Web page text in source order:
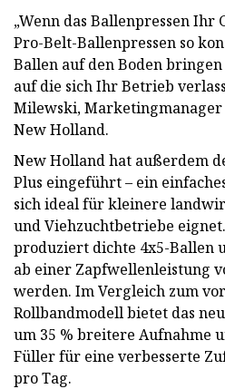
„Wenn das Ballenpressen Ihr
Pro-Belt-Ballenpressen so
Ballen auf den Boden
auf die sich Ihr Betrieb
Milewski,
New Holland.
New Holland hat außerdem
Plus eingeführt – ein
sich ideal für kleinere
und Viehzuchtbetriebe
produziert dichte 4x5-Ballen
ab einer Zapfwellenleistung
werden. Im Vergleich zum
Rollbandmodell bietet das
um 35 % breitere Aufnahme
Füller für eine verbesserte
pro Tag.